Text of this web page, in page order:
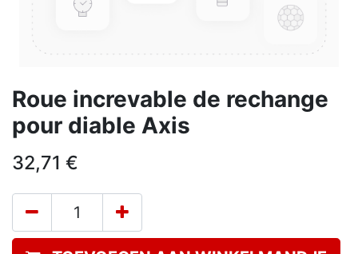
Roue increvable de rechange
pour diable Axis
32,71 €